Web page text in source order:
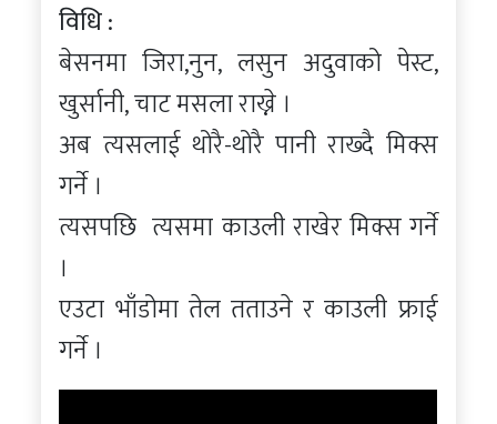
विधि :
बेसनमा जिरा,नुन, लसुन अदुवाको पेस्ट,
खुर्सानी, चाट मसला राख्ने ।
अब त्यसलाई थोरै-थोरै पानी राख्दै मिक्स
गर्ने ।
त्यसपछि त्यसमा काउली राखेर मिक्स गर्ने
।
एउटा भाँडोमा तेल तताउने र काउली फ्राई
गर्ने ।